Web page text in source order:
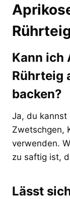
Rührteig
Kann ich
Rührteig
backen?
Ja, du kannst
Zwetschgen,
verwenden.
zu saftig ist,
Lässt